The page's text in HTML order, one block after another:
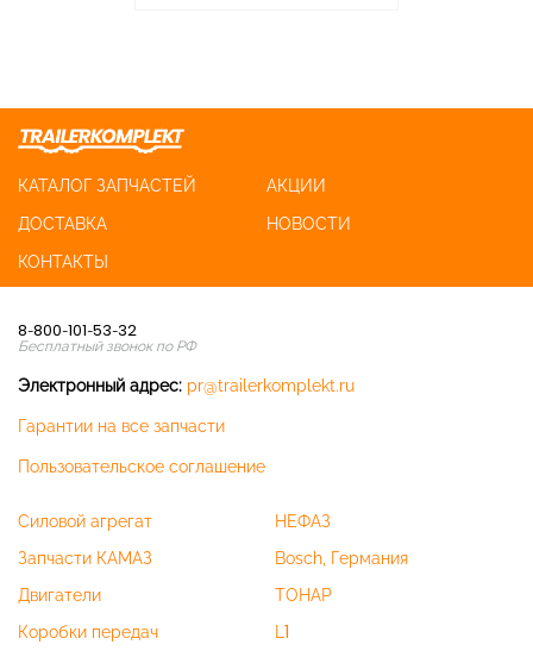
КАТАЛОГ ЗАПЧАСТЕЙ
АКЦИИ
ДОСТАВКА
НОВОСТИ
КОНТАКТЫ
8-800-101-53-32
Бесплатный звонок по РФ
Электронный адрес: pr@trailerkomplekt.ru
Гарантии на все запчасти
Пользовательское соглашение
Силовой агрегат
Запчасти КАМАЗ
Двигатели
Коробки передач
НЕФАЗ
Bosch, Германия
ТОНАР
L1